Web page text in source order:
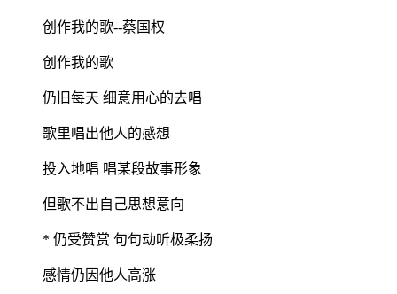
创作我的歌--蔡国权
创作我的歌
仍旧每天 细意用心的去唱
歌里唱出他人的感想
投入地唱 唱某段故事形象
但歌不出自己思想意向
* 仍受赞赏 句句动听极柔扬
感情仍因他人高涨